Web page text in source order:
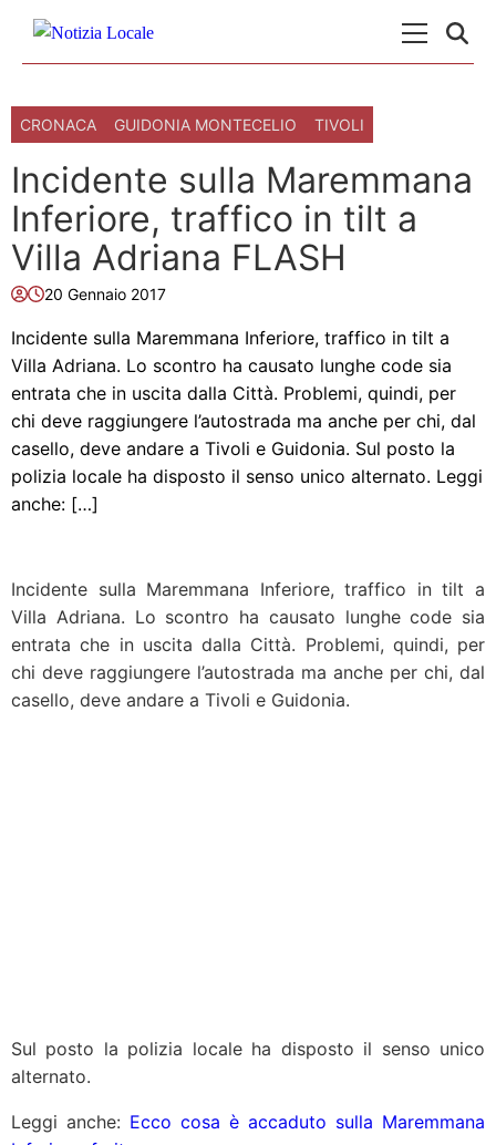
CRONACA GUIDONIA MONTECELIO TIVOLI
Incidente sulla Maremmana
Inferiore, traffico in tilt a
Villa Adriana FLASH
20 Gennaio 2017
Incidente sulla Maremmana Inferiore, traffico in tilt a
Villa Adriana. Lo scontro ha causato lunghe code sia
entrata che in uscita dalla Città. Problemi, quindi, per
chi deve raggiungere l’autostrada ma anche per chi, dal
casello, deve andare a Tivoli e Guidonia. Sul posto la
polizia locale ha disposto il senso unico alternato. Leggi
anche: […]
Incidente sulla Maremmana Inferiore, traffico in tilt a
Villa Adriana. Lo scontro ha causato lunghe code sia
entrata che in uscita dalla Città. Problemi, quindi, per
chi deve raggiungere l’autostrada ma anche per chi, dal
casello, deve andare a Tivoli e Guidonia.
Sul posto la polizia locale ha disposto il senso unico
alternato.
Leggi anche: Ecco cosa è accaduto sulla Maremmana